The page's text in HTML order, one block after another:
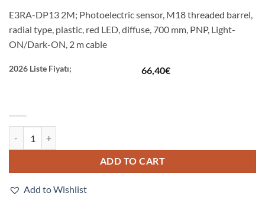
E3RA-DP13 2M; Photoelectric sensor, M18 threaded barrel,
radial type, plastic, red LED, diffuse, 700 mm, PNP, Light-
ON/Dark-ON, 2 m cable
2026 Liste Fiyatı; 66,40€
ADD TO CART
Add to Wishlist